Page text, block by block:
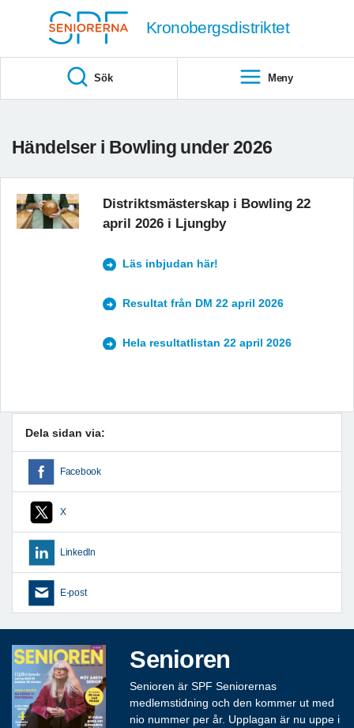
Kronobergsdistriktet
Sök Meny
Händelser i Bowling under 2026
Distriktsmästerskap i Bowling 22
april 2026 i Ljungby
Läs inbjudan här!
Resultat från DM 22 april 2026
Hela resultatlistan 22 april 2026
Dela sidan via:
Facebook
X
LinkedIn
E-post
Senioren
Senioren är SPF Seniorernas
medlemstidning och den kommer ut med
nio nummer per år. Upplagan är nu uppe i